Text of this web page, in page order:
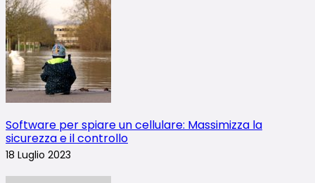
Software per spiare un cellulare: Massimizza la
sicurezza e il controllo
18 Luglio 2023